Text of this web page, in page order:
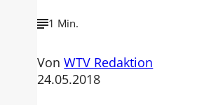
1 Min.
VonWTV Redaktion
24.05.2018